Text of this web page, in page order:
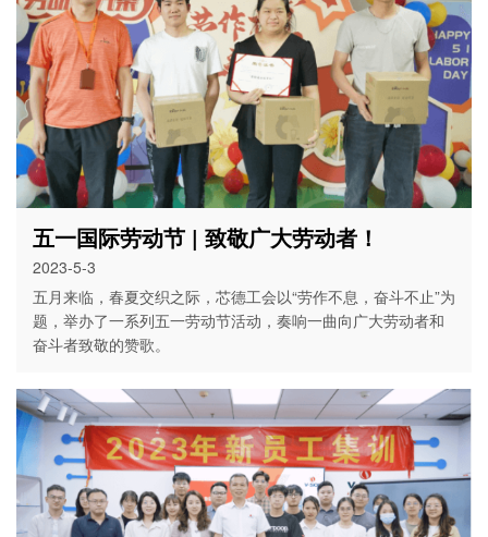
五一国际劳动节 | 致敬广大劳动者！
2023-5-3
五月来临，春夏交织之际，芯德工会以“劳作不息，奋斗不止”为
题，举办了一系列五一劳动节活动，奏响一曲向广大劳动者和
奋斗者致敬的赞歌。